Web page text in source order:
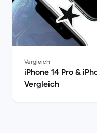
Vergleich
iPhone 14 Pro &
Vergleich